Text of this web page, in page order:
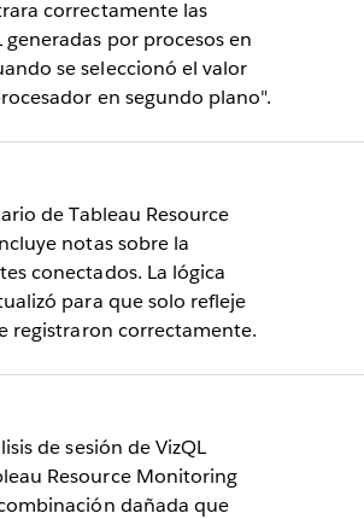
correctamente las
generadas por procesos en
se seleccionó el valor
en segundo plano".
de Tableau Resource
notas sobre la
conectados. La lógica
para que solo refleje
registraron correctamente.
de sesión de VizQL
Resource Monitoring
dañada que